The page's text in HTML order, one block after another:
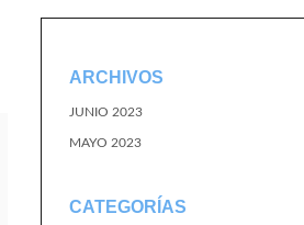
ARCHIVOS
JUNIO 2023
MAYO 2023
CATEGORÍAS